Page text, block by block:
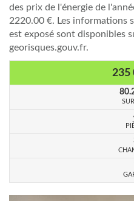
des prix de l'énergie de
2220.00 €. Les informations
est exposé sont disponibles
georisques.gouv.fr.
235
Honoraires
10000